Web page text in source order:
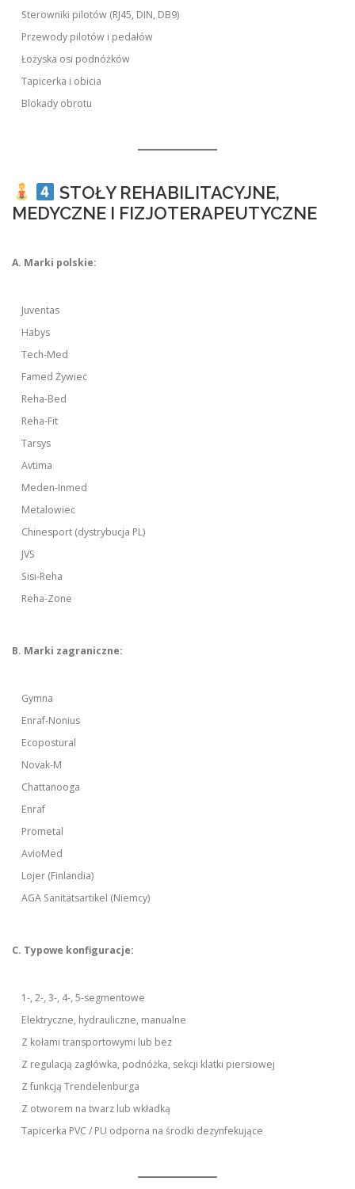
Sterowniki pilotów (RJ45, DIN, DB9)
Przewody pilotów i pedałów
Łożyska osi podnóżków
Tapicerka i obicia
Blokady obrotu
STOŁY REHABILITACYJNE,
MEDYCZNE I FIZJOTERAPEUTYCZNE
A. Marki polskie:
Juventas
Habys
Tech-Med
Famed Żywiec
Reha-Bed
Reha-Fit
Tarsys
Avtima
Meden-Inmed
Metalowiec
Chinesport (dystrybucja PL)
JVS
Sisi-Reha
Reha-Zone
B. Marki zagraniczne:
Gymna
Enraf-Nonius
Ecopostural
Novak-M
Chattanooga
Enraf
Prometal
AvioMed
Lojer (Finlandia)
AGA Sanitätsartikel (Niemcy)
C. Typowe konfiguracje:
1-, 2-, 3-, 4-, 5-segmentowe
Elektryczne, hydrauliczne, manualne
Z kołami transportowymi lub bez
Z regulacją zagłówka, podnóżka, sekcji klatki piersiowej
Z funkcją Trendelenburga
Z otworem na twarz lub wkładką
Tapicerka PVC / PU odporna na środki dezynfekujące